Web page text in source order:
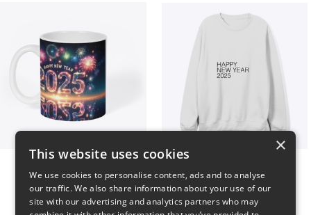
$16 $41
×
This website uses cookies
We use cookies to personalise content, ads and to analyse
our traffic. We also share information about your use of our
site with our advertising and analytics partners who may